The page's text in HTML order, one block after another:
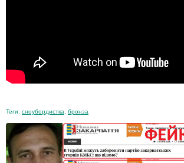
Теги: сноубордистка бронза